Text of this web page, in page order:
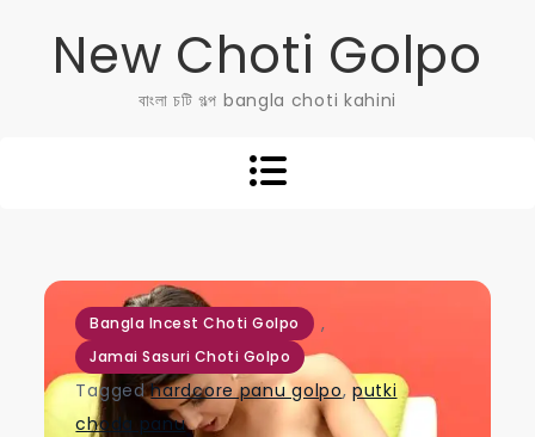
New Choti Golpo
বাংলা চটি গল্প bangla choti kahini
Bangla Incest Choti Golpo ,
Jamai Sasuri Choti Golpo
Taggedhardcore panu golpo,putki
choda panu